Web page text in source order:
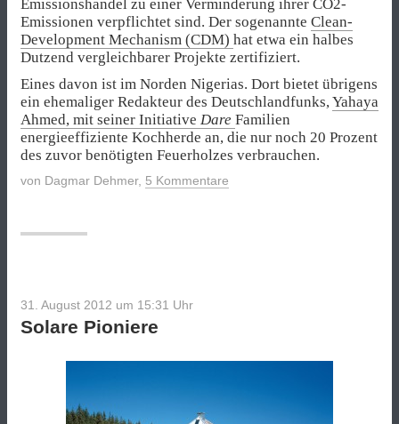
Emissionshandel zu einer Verminderung ihrer CO2-
Emissionen verpflichtet sind. Der sogenannte Clean-
Development Mechanism (CDM) hat etwa ein halbes
Dutzend vergleichbarer Projekte zertifiziert.
Eines davon ist im Norden Nigerias. Dort bietet übrigens
ein ehemaliger Redakteur des Deutschlandfunks,Yahaya
Ahmed, mit seiner Initiative Dare Familien
energieeffiziente Kochherde an, die nur noch 20 Prozent
des zuvor benötigten Feuerholzes verbrauchen.
von Dagmar Dehmer, 5 Kommentare
31. August 2012 um 15:31 Uhr
Solare Pioniere